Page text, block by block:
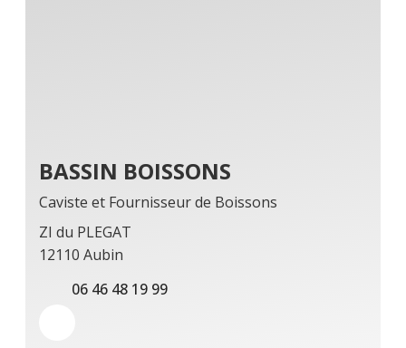
BASSIN BOISSONS
Caviste et Fournisseur de Boissons
ZI du PLEGAT
12110 Aubin
06 46 48 19 99